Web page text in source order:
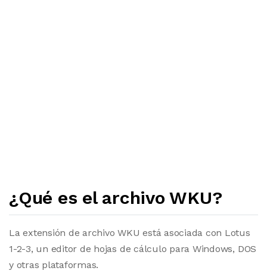
¿Qué es el archivo WKU?
La extensión de archivo WKU está asociada con Lotus
1-2-3, un editor de hojas de cálculo para Windows, DOS
y otras plataformas.